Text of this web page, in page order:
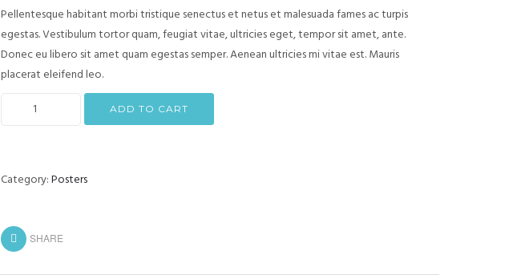
customer
ratings
Pellentesque habitant morbi tristique senectus et netus et malesuada fames ac turpis
egestas. Vestibulum tortor quam, feugiat vitae, ultricies eget, tempor sit amet, ante.
Donec eu libero sit amet quam egestas semper. Aenean ultricies mi vitae est. Mauris
placerat eleifend leo.
ADD TO CART
Category:Posters
SHARE